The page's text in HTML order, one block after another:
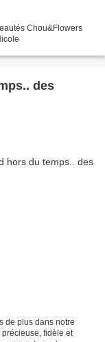
Chou&Flowers
des
de plus dans notre
fidèle et